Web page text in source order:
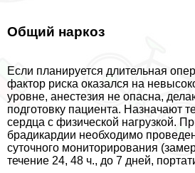
Общий наркоз
Если планируется длительная
фактор риска оказался на
уровне, анестезия не опасна,
подготовку пациента. Назначают
сердца с физической нагрузкой.
брадикардии необходимо
суточного мониторирования
течение 24, 48 ч., до 7 дней,